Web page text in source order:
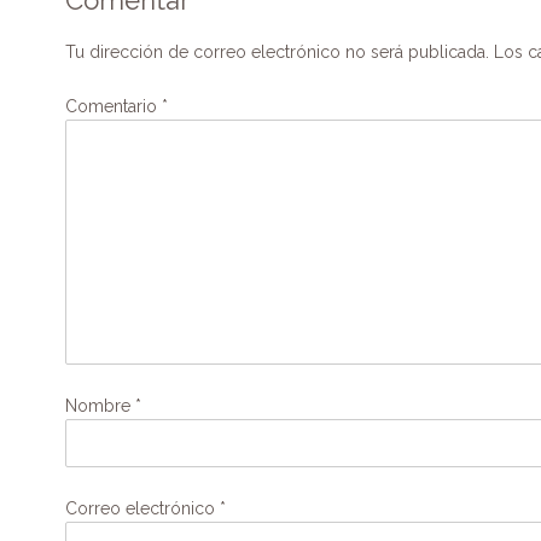
Tu dirección de correo electrónico no será publicada. Los
Comentario *
Nombre *
Correo electrónico *